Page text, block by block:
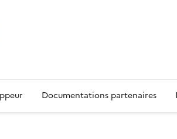
Documentations partenaires